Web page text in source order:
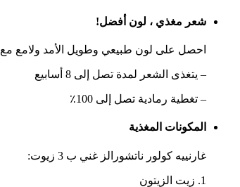
شعر مغذي ، لون أفضل!
احصل على لون طبيعي وطويل الأمد ولامع مع Garnier Color Naturals!
– يتغذى الشعر لمدة تصل إلى 8 أسابيع
– تغطية رمادية تصل إلى 100٪
المكونات المغذية
غارنييه كولور ناتشورالز غني ب 3 زيوت :
1. زيت الزيتون